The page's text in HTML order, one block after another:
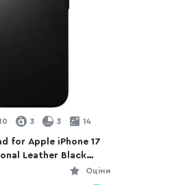
3 3 14
for Apple iPhone 17
Leather Black
Оціни